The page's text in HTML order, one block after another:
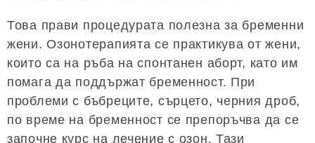
Това прави процедурата полезна за бременни
жени. Озонотерапията се практикува от жени,
които са на ръба на спонтанен аборт, като им
помага да поддържат бременност. При
проблеми с бъбреците, сърцето, черния дроб,
по време на бременност се препоръчва да се
започне курс на лечение с озон. Тази